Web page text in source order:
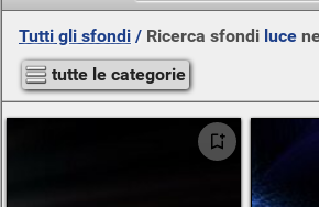
Tutti gli sfondi / Ricerca sfondi luce
tutte le categorie